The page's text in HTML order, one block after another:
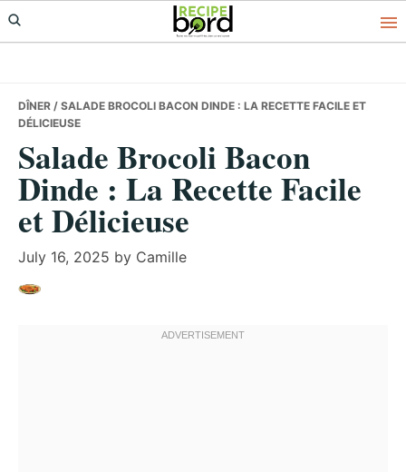
Skip
to
Skip
to
Skip
to
DÎNER / SALADE BROCOLI BACON DINDE : LA RECETTE FACILE ET
DÉLICIEUSE
Salade Brocoli Bacon
Dinde : La Recette Facile
et Délicieuse
July 16, 2025 by Camille